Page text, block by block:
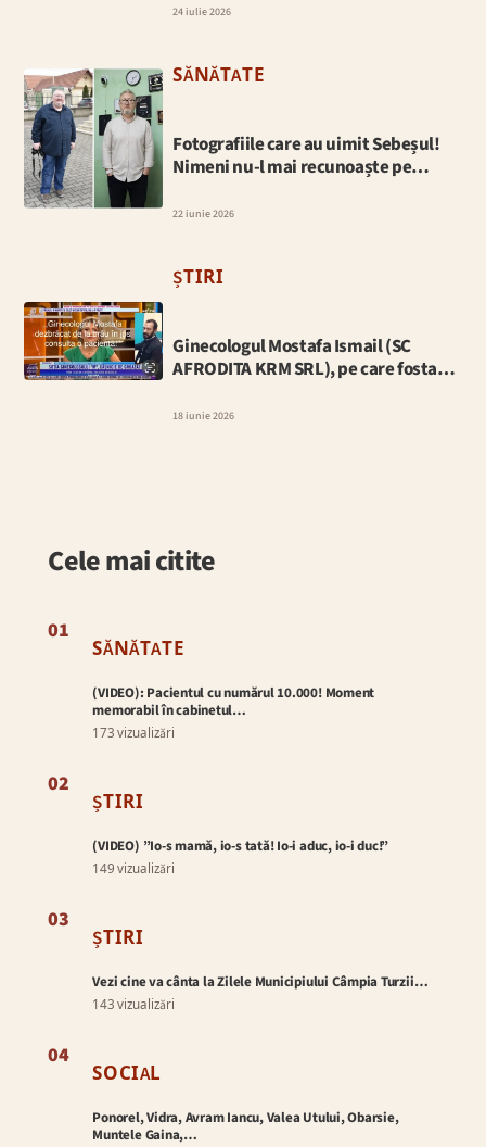
24 iulie 2026
SĂNĂTATE
Fotografiile care au uimit Sebeșul!
Nimeni nu-l mai recunoaște pe…
22 iunie 2026
ȘTIRI
Ginecologul Mostafa Ismail (SC
AFRODITA KRM SRL), pe care fosta…
18 iunie 2026
Cele mai citite
01
SĂNĂTATE
(VIDEO): Pacientul cu numărul 10.000! Moment
memorabil în cabinetul…
173 vizualizări
02
ȘTIRI
(VIDEO) ”Io-s mamă, io-s tată! Io-i aduc, io-i duc!”
149 vizualizări
03
ȘTIRI
Vezi cine va cânta la Zilele Municipiului Câmpia Turzii…
143 vizualizări
04
SOCIAL
Ponorel, Vidra, Avram Iancu, Valea Utului, Obarsie,
Muntele Gaina,…